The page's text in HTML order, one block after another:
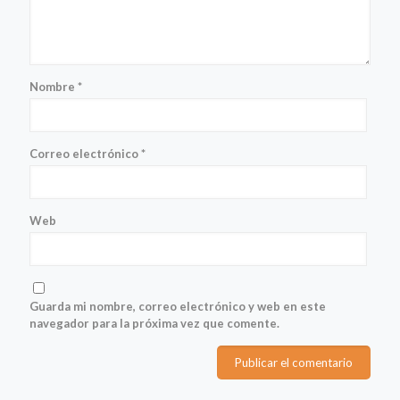
Nombre *
Correo electrónico*
Web
Guarda mi nombre, correo electrónico y web en este
navegador para la próxima vez que comente.